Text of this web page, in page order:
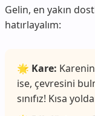
Gelin, en yakın
hatırlayalım:
🌟 Kare:
ise, çevresini
sınıfız! Kısa